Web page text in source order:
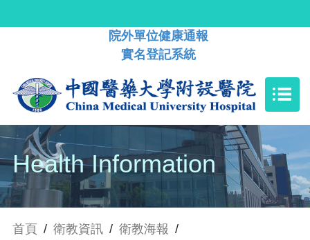
院外單位健康通報
實名登記系統
Health Information
首頁 / 衛教資訊 / 衛教海報 /